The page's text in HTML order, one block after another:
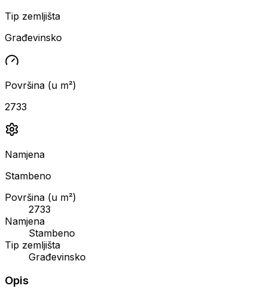
Tip zemljišta
Građevinsko
Površina (u m²)
2733
Namjena
Stambeno
Površina (u m²)
2733
Namjena
Stambeno
Tip zemljišta
Građevinsko
Opis